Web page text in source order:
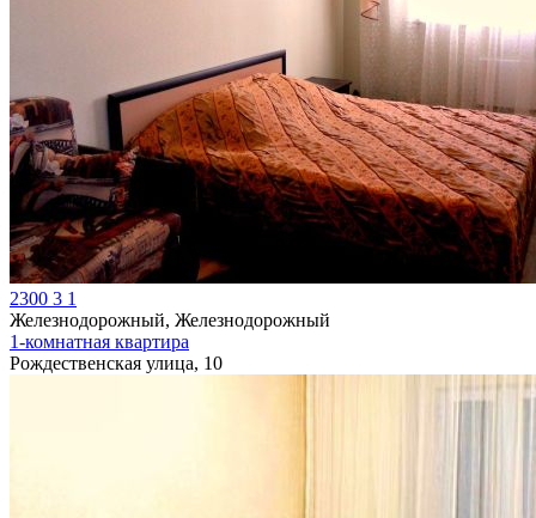
2300 3 1
Железнодорожный, Железнодорожный
1-комнатная квартира
Рождественская улица, 10